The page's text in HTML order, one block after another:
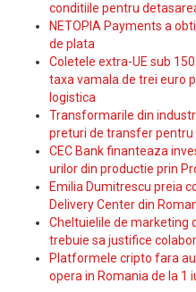
conditiile pentru
NETOPIA Payments a
de plata
Coletele extra-UE sub
taxa vamala de trei euro
logistica
Transformarile din
preturi de transfer
CEC Bank finanteaza
urilor din productie prin
Emilia Dumitrescu preia
Delivery Center din
Cheltuielile de marketing
trebuie sa justifice
Platformele cripto fara
opera in Romania de la 1